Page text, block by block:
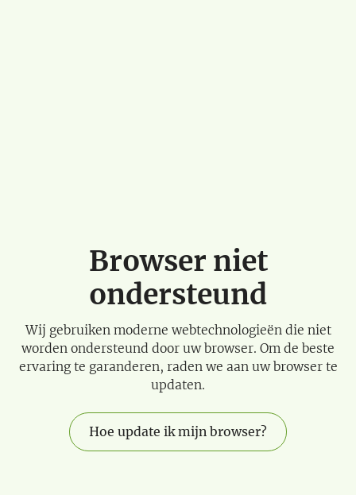
Browser niet
ondersteund
Wij gebruiken moderne webtechnologieën die niet
worden ondersteund door uw browser. Om de beste
ervaring te garanderen, raden we aan uw browser te
updaten.
Hoe update ik mijn browser?